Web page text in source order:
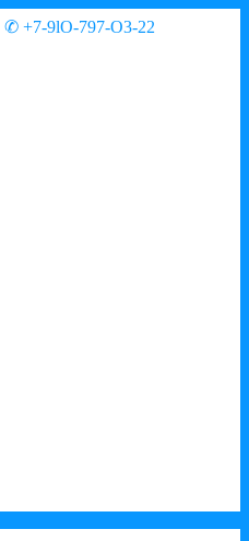
✆ +7-9lO-797-O3-22